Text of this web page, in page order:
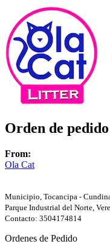
Orden de pedido
From:
Ola Cat
Municipio, Tocancipa -
Parque Industrial del Norte,
Contacto: 3504174814
Ordenes de Pedido